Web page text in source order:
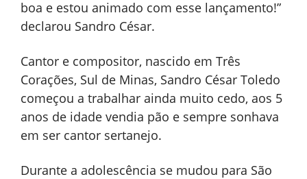
boa e estou animado com esse lançamento!”
declarou Sandro César.
Cantor e compositor, nascido em Três
Corações, Sul de Minas, Sandro César Toledo
começou a trabalhar ainda muito cedo, aos 5
anos de idade vendia pão e sempre sonhava
em ser cantor sertanejo.
Durante a adolescência se mudou para São